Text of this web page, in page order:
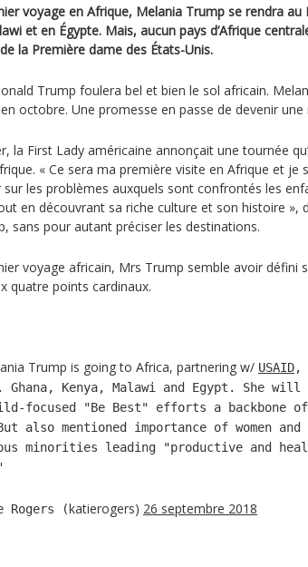
voyage en Afrique, Melania Trump se rendra au
et en Égypte. Mais, aucun pays d’Afrique
la Première dame des États-Unis.
Trump foulera bel et bien le sol africain.
octobre. Une promesse en passe de devenir une
la First Lady américaine annonçait une tournée
« Ce sera ma première visite en Afrique et je
sur les problèmes auxquels sont confrontés les
en découvrant sa riche culture et son histoire »,
sans pour autant préciser les destinations.
voyage africain, Mrs Trump semble avoir défini
quatre points cardinaux.
Trump is going to Africa, partnering w/ USAID,
Kenya, Malawi and Egypt. She will
focused "Be Best" efforts a backbone
also mentioned importance of women and
minorities leading "productive and
Rogers (katierogers) 26 septembre 2018